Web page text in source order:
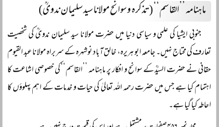
ماہنامہ ’’القاسم‘‘ (تذکرہ و سوانح مولانا سید سلیمان ندویؒ)
جنوبی ایشیا کی علمی و سیاسی دنیا میں حضرت مولانا سید سلیمان ندویؒ کی شخصیت
تعارف کی محتاج نہیں۔ جامعہ ابو ہریرہ، خالق آباد نوشہرہ کے سربراہ مولانا عبد القیوم
حقانی نے حضرت السیدؒ کے سوانح و افکار پر ماہنامہ ’’القاسم‘‘ کی خصوصی اشاعت کا
اہتمام کیا ہے جس میں حضرت رحمہ اللہ تعالیٰ کی حیات و خدمات کے اہم پہلوؤں کا
احاطہ کیا گیا ہے۔